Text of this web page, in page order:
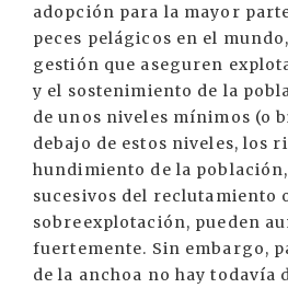
adopción para la mayor
peces pelágicos en el
gestión que aseguren
y el sostenimiento de la
de unos niveles mínimos (o
debajo de estos niveles, los
hundimiento de la
sucesivos del reclutamiento
sobreexplotación, pueden
fuertemente. Sin embargo,
de la anchoa no hay todavía